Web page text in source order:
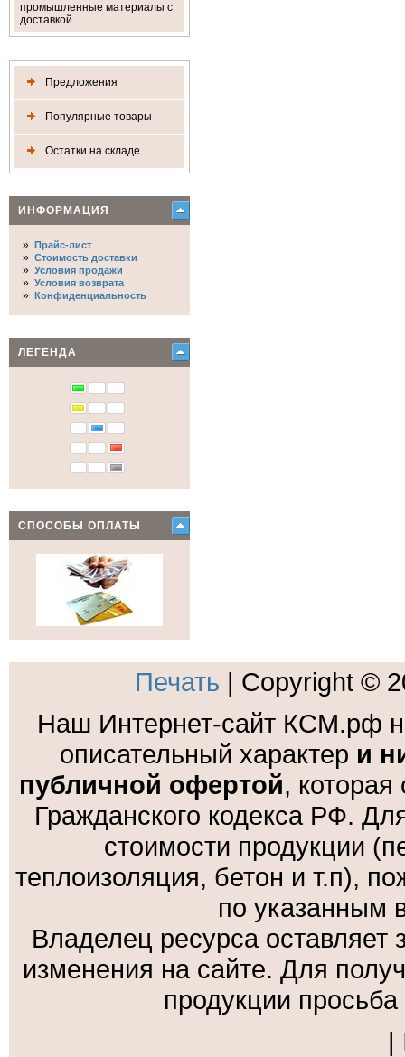
промышленные материалы с
доставкой.
Предложения
Популярные товары
Остатки на складе
ИНФОРМАЦИЯ
» Прайс-лист
» Стоимость доставки
» Условия продажи
» Условия возврата
» Конфиденциальность
ЛЕГЕНДА
СПОСОБЫ ОПЛАТЫ
Печать | Copyright ©
Наш Интернет-сайт КСМ.рф
описательный характер и
публичной офертой,
Гражданского кодекса РФ.
стоимости продукции
теплоизоляция, бетон и т.п),
по указанным
Владелец ресурса
изменения на сайте. Для
продукции
|